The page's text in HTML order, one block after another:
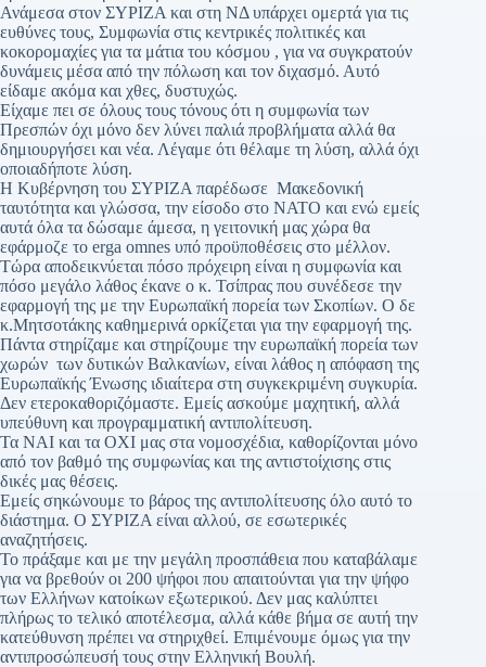
Ανάμεσα στον ΣΥΡΙΖΑ και στη ΝΔ υπάρχει ομερτά για τις
ευθύνες τους, Συμφωνία στις κεντρικές πολιτικές και
κοκορομαχίες για τα μάτια του κόσμου , για να συγκρατούν
δυνάμεις μέσα από την πόλωση και τον διχασμό. Αυτό
είδαμε ακόμα και χθες, δυστυχώς.
Είχαμε πει σε όλους τους τόνους ότι η συμφωνία των
Πρεσπών όχι μόνο δεν λύνει παλιά προβλήματα αλλά θα
δημιουργήσει και νέα. Λέγαμε ότι θέλαμε τη λύση, αλλά όχι
οποιαδήποτε λύση.
Η Κυβέρνηση του ΣΥΡΙΖΑ παρέδωσε Μακεδονική
ταυτότητα και γλώσσα, την είσοδο στο ΝΑΤΟ και ενώ εμείς
αυτά όλα τα δώσαμε άμεσα, η γειτονική μας χώρα θα
εφάρμοζε το erga omnes υπό προϋποθέσεις στο μέλλον.
Τώρα αποδεικνύεται πόσο πρόχειρη είναι η συμφωνία και
πόσο μεγάλο λάθος έκανε ο κ. Τσίπρας που συνέδεσε την
εφαρμογή της με την Ευρωπαϊκή πορεία των Σκοπίων. Ο δε
κ.Μητσοτάκης καθημερινά ορκίζεται για την εφαρμογή της.
Πάντα στηρίζαμε και στηρίζουμε την ευρωπαϊκή πορεία των
χωρών των δυτικών Βαλκανίων, είναι λάθος η απόφαση της
Ευρωπαϊκής Ένωσης ιδιαίτερα στη συγκεκριμένη συγκυρία.
Δεν ετεροκαθοριζόμαστε. Εμείς ασκούμε μαχητική, αλλά
υπεύθυνη και προγραμματική αντιπολίτευση.
Τα ΝΑΙ και τα ΟΧΙ μας στα νομοσχέδια, καθορίζονται μόνο
από τον βαθμό της συμφωνίας και της αντιστοίχισης στις
δικές μας θέσεις.
Εμείς σηκώνουμε το βάρος της αντιπολίτευσης όλο αυτό το
διάστημα. Ο ΣΥΡΙΖΑ είναι αλλού, σε εσωτερικές
αναζητήσεις.
Το πράξαμε και με την μεγάλη προσπάθεια που καταβάλαμε
για να βρεθούν οι 200 ψήφοι που απαιτούνται για την ψήφο
των Ελλήνων κατοίκων εξωτερικού. Δεν μας καλύπτει
πλήρως το τελικό αποτέλεσμα, αλλά κάθε βήμα σε αυτή την
κατεύθυνση πρέπει να στηριχθεί. Επιμένουμε όμως για την
αντιπροσώπευσή τους στην Ελληνική Βουλή.